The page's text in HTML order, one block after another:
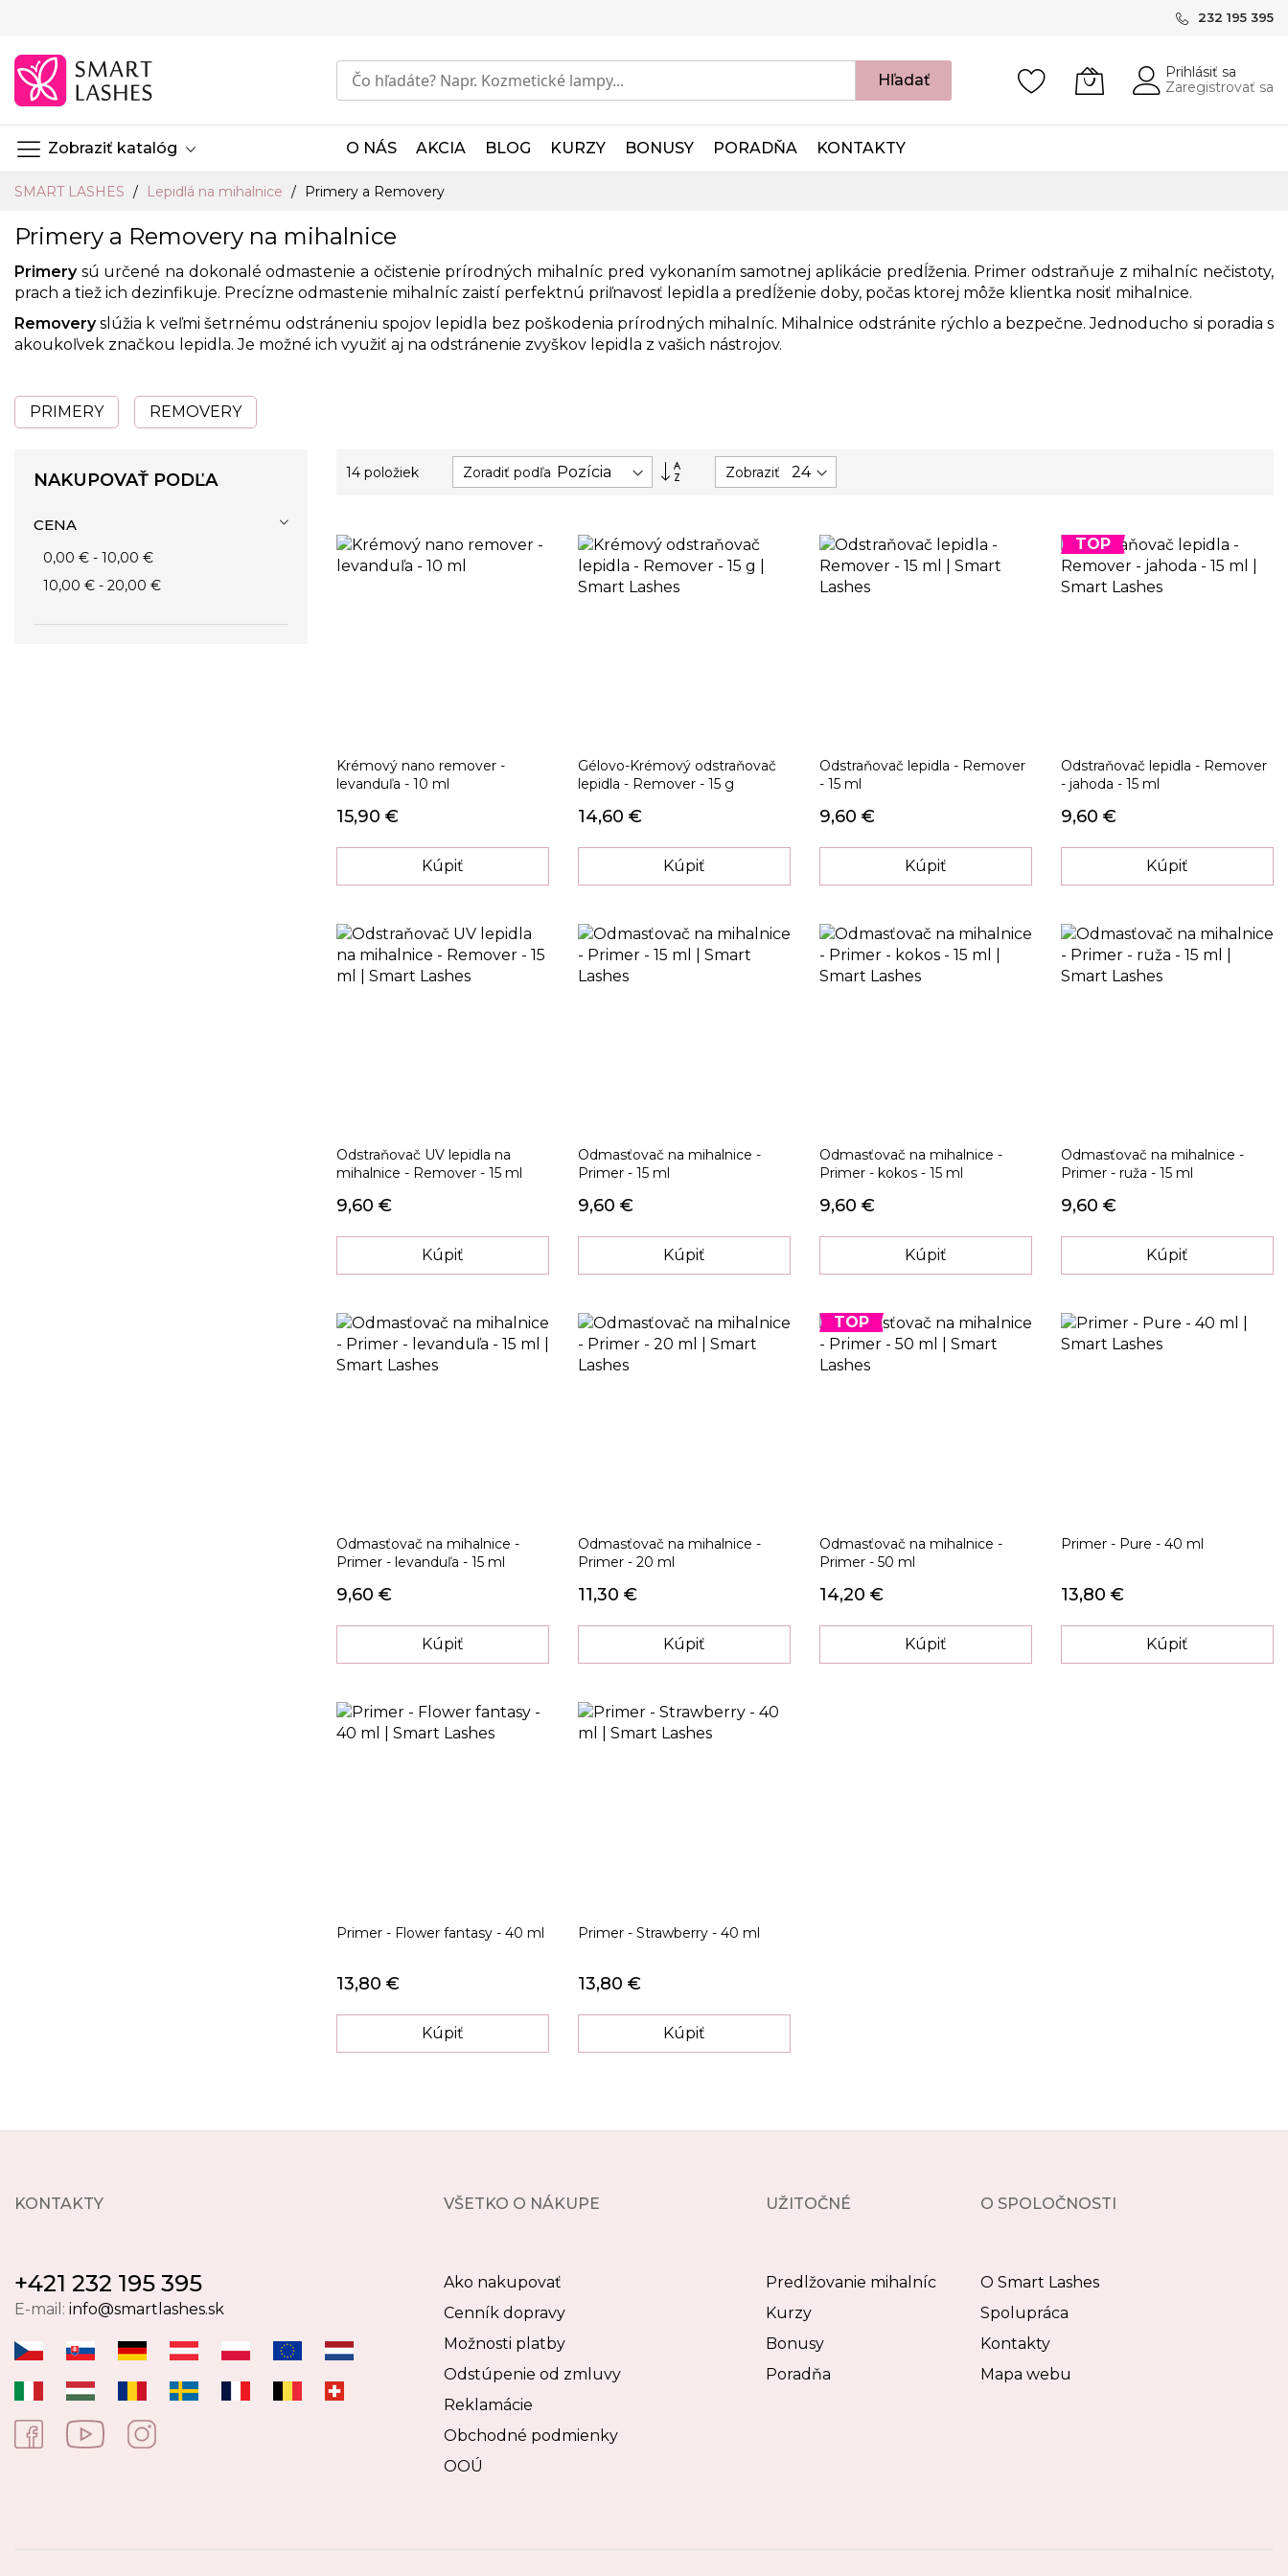
Content
232 195 395
Zobraziť katalóg
Hľadať
Prihlásiť sa
Zaregistrovať sa
O NÁS AKCIA BLOG KURZY BONUSY PORADŇA KONTAKTY
SMART LASHES Lepidlá na mihalnice Primery a Removery
Primery a Removery na mihalnice
Primerysú určené na dokonalé odmastenie a očistenie prírodných mihalníc pred vykonaním samotnej aplikácie predĺženia. Primer odstraňuje z mihalníc nečistoty,
prach a tiež ich dezinfikuje. Precízne odmastenie mihalníc zaistí perfektnú priľnavosť lepidla a predĺženie doby, počas ktorej môže klientka nosiť mihalnice.
Removeryslúžia k veľmi šetrnému odstráneniu spojov lepidla bez poškodenia prírodných mihalníc. Mihalnice odstránite rýchlo a bezpečne. Jednoducho si poradia s
akoukoľvek značkou lepidla. Je možné ich využiť aj na odstránenie zvyškov lepidla z vašich nástrojov.
PRIMERY REMOVERY
14 položiek Zoradiť podľa
Nastaviť
zostupný
Zobraziť
Krémový nano remover -
levanduľa - 10 ml
15,90 €
Kúpiť
Gélovo-Krémový odstraňovač
lepidla - Remover - 15 g
14,60 €
Kúpiť
Odstraňovač lepidla - Remover
- 15 ml
9,60 €
Kúpiť
TOP
Odstraňovač lepidla - Remover
- jahoda - 15 ml
9,60 €
Kúpiť
Odstraňovač UV lepidla na
mihalnice - Remover - 15 ml
9,60 €
Kúpiť
Odmasťovač na mihalnice -
Primer - 15 ml
9,60 €
Kúpiť
Odmasťovač na mihalnice -
Primer - kokos - 15 ml
9,60 €
Kúpiť
Odmasťovač na mihalnice -
Primer - ruža - 15 ml
9,60 €
Kúpiť
Odmasťovač na mihalnice -
Primer - levanduľa - 15 ml
9,60 €
Kúpiť
Odmasťovač na mihalnice -
Primer - 20 ml
11,30 €
Kúpiť
TOP
Odmasťovač na mihalnice -
Primer - 50 ml
14,20 €
Kúpiť
Primer - Pure - 40 ml
13,80 €
Kúpiť
Primer - Flower fantasy - 40 ml
13,80 €
Kúpiť
Primer - Strawberry - 40 ml
13,80 €
Kúpiť
NAKUPOVAŤ PODĽA
CENA
0,00 € - 10,00 €
10,00 € - 20,00 €
KONTAKTY
+421 232 195 395
E-mail: info@smartlashes.sk
VŠETKO O NÁKUPE
Ako nakupovať
Cenník dopravy
Možnosti platby
Odstúpenie od zmluvy
Reklamácie
Obchodné podmienky
OOÚ
UŽITOČNÉ
Predlžovanie mihalníc
Kurzy
Bonusy
Poradňa
O SPOLOČNOSTI
O Smart Lashes
Spolupráca
Kontakty
Mapa webu